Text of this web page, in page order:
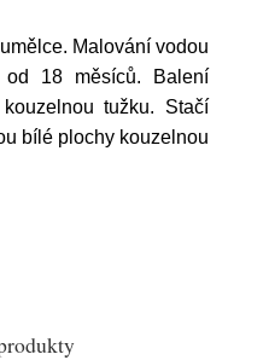
Malování vodou
18 měsíců. Balení
tužku. Stačí
bílé plochy kouzelnou